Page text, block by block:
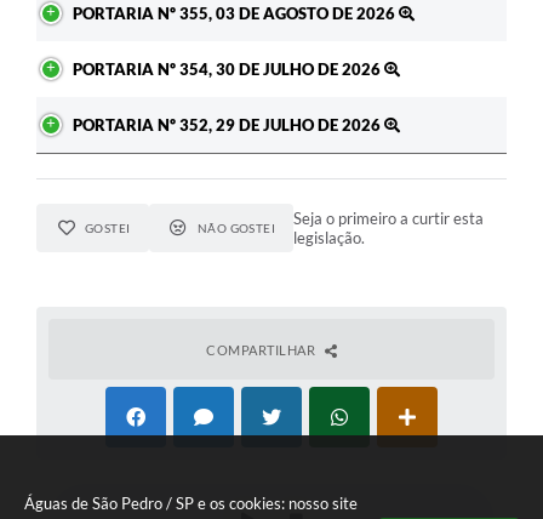
Águas de São Pedro / SP e os cookies: nosso site
PORTARIA Nº 355, 03 DE AGOSTO DE 2026
PORTARIA Nº 354, 30 DE JULHO DE 2026
PORTARIA Nº 352, 29 DE JULHO DE 2026
GOSTEI NÃO GOSTEI
Seja o primeiro a curtir esta
legislação.
COMPARTILHAR